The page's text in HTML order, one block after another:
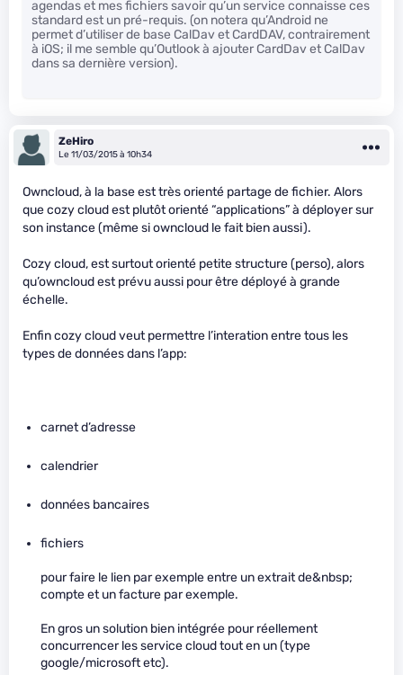
agendas et mes fichiers savoir qu’un service connaisse ces
standard est un pré-requis. (on notera qu’Android ne
permet d’utiliser de base CalDav et CardDAV, contrairement
à iOS; il me semble qu’Outlook à ajouter CardDav et CalDav
dans sa dernière version).
ZeHiro
Le 11/03/2015 à 10h34
Owncloud, à la base est très orienté partage de fichier. Alors
que cozy cloud est plutôt orienté “applications” à déployer sur
son instance (même si owncloud le fait bien aussi).
Cozy cloud, est surtout orienté petite structure (perso), alors
qu’owncloud est prévu aussi pour être déployé à grande
échelle.
Enfin cozy cloud veut permettre l’interation entre tous les
types de données dans l’app:
carnet d’adresse
calendrier
données bancaires
fichiers
pour faire le lien par exemple entre un extrait de&nbsp;
compte et un facture par exemple.
En gros un solution bien intégrée pour réellement
concurrencer les service cloud tout en un (type
google/microsoft etc).